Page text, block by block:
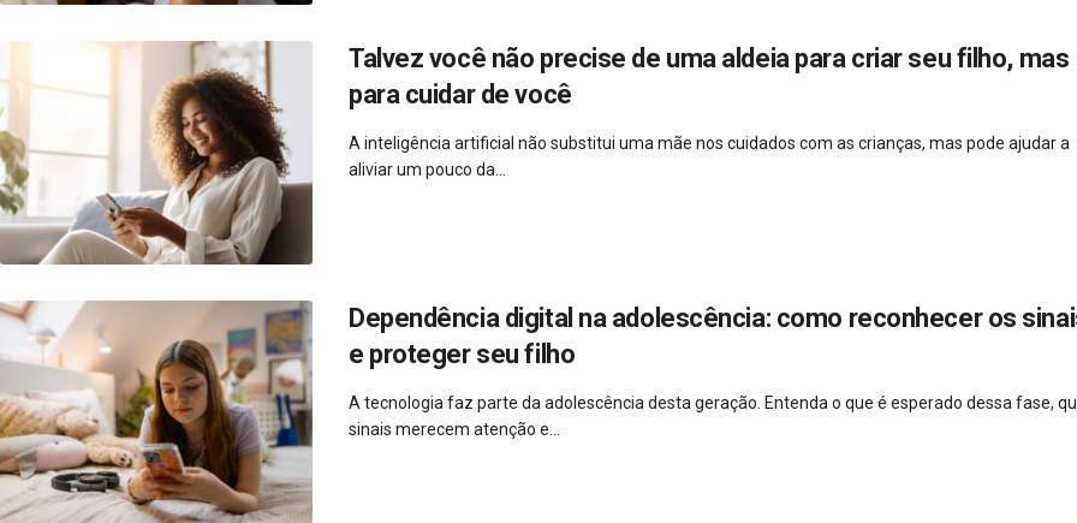
Talvez você não precise de uma aldeia para criar seu filho, mas
para cuidar de você
A inteligência artificial não substitui uma mãe nos cuidados com as crianças, mas pode ajudar a
aliviar um pouco da...
Dependência digital na adolescência: como reconhecer os
e proteger seu filho
A tecnologia faz parte da adolescência desta geração. Entenda o que é esperado dessa fase,
sinais merecem atenção e...